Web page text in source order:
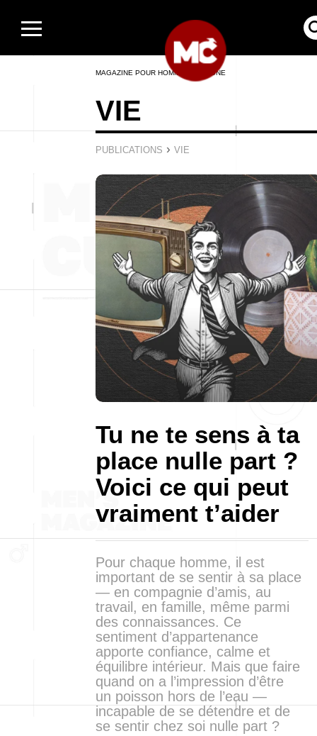
MAGAZINE POUR HOMMES EN LIGNE
VIE
PUBLICATIONS › VIE
Tu ne te sens à ta
place nulle part ?
Voici ce qui peut
vraiment t’aider
Pour chaque homme, il est
important de se sentir à sa place
— en compagnie d’amis, au
travail, en famille, même parmi
des connaissances. Ce
sentiment d’appartenance
apporte confiance, calme et
équilibre intérieur. Mais que faire
quand on a l’impression d’être
un poisson hors de l’eau —
incapable de se détendre et de
se sentir chez soi nulle part ?